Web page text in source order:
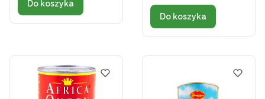
Do koszyka
Do koszyka